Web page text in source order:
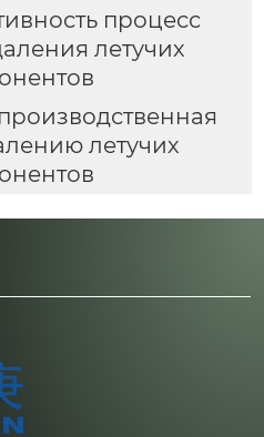
процесс
летучих
летучих